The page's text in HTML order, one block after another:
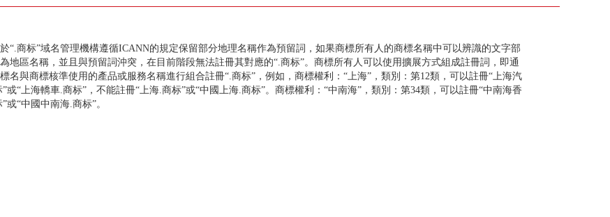
商标”域名管理機構遵循ICANN的規定保留部分地理名稱作為預留詞，如果商標所有人的商標名稱中可以辨識的文字部
地區名稱，並且與預留詞沖突，在目前階段無法註冊其對應的“.商标”。商標所有人可以使用擴展方式組成註冊詞，即通
名與商標核準使用的產品或服務名稱進行組合註冊“.商标”，例如，商標權利：“上海”，類別：第12類，可以註冊“上海汽
或“上海轎車.商标”，不能註冊“上海.商标”或“中國上海.商标”。商標權利：“中南海”，類別：第34類，可以註冊“中南海香
或“中國中南海.商标”。